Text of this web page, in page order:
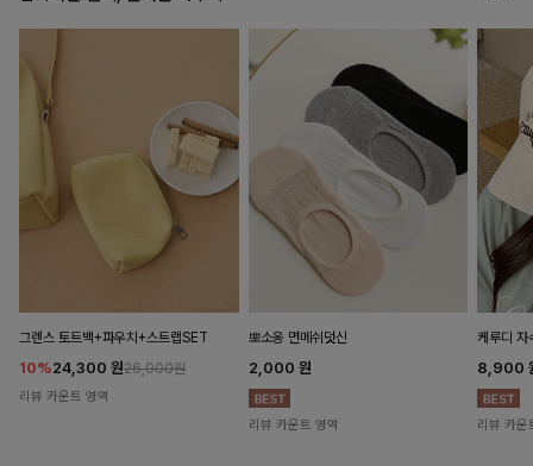
그렌스 토트백+파우치+스트랩SET
10%24,300 원26,900원
리뷰 카운트 영역
뽀소옹 면메쉬덧신
2,000 원
리뷰 카운트 영역
케루디 자
8,900
리뷰 카운